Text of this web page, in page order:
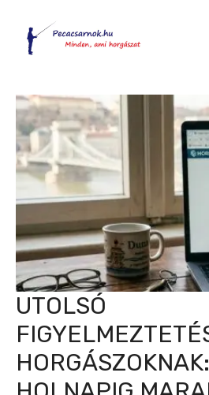
tartalomba
UTOLSÓ
HORGÁSZOKNAK: